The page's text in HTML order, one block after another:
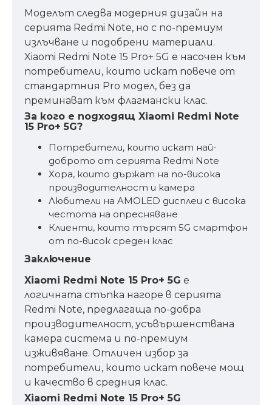
Моделът следва модерния дизайн на
серията Redmi Note, но с по-премиум
излъчване и подобрени материали.
Xiaomi Redmi Note 15 Pro+ 5G е насочен към
потребители, които искат повече от
стандартния Pro модел, без да
преминават към флагмански клас.
За кого е подходящ Xiaomi Redmi Note
15 Pro+ 5G?
Потребители, които искат най-
доброто от серията Redmi Note
Хора, които държат на по-висока
производителност и камера
Любители на AMOLED дисплеи с висока
честота на опресняване
Клиенти, които търсят 5G смартфон
от по-висок среден клас
Заключение
Xiaomi Redmi Note 15 Pro+ 5G е
логичната стъпка нагоре в серията
Redmi Note, предлагаща по-добра
производителност, усъвършенствана
камера система и по-премиум
изживяване. Отличен избор за
потребители, които искат повече мощ
и качество в средния клас.
Xiaomi Redmi Note 15 Pro+ 5G